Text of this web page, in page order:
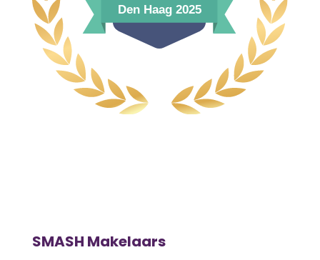
SMASH Makelaars